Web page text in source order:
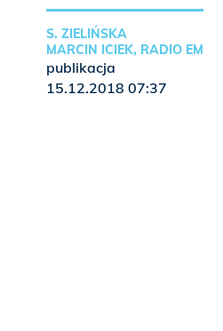
S. ZIELIŃSKA
MARCIN ICIEK, RADIO EM
publikacja
15.12.2018 07:37